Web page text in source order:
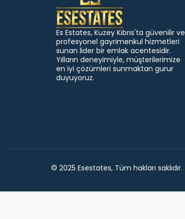
Es Estates, Kuzey Kıbrıs'ta güvenilir ve
profesyonel gayrimenkul hizmetleri
sunan lider bir emlak acentesidir.
Yılların deneyimiyle, müşterilerimize
en iyi çözümleri sunmaktan gurur
duyuyoruz.
© 2025 Esestates, Tüm hakları saklıdır.